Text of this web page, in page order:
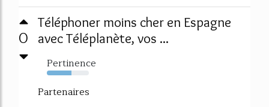
0
Téléphoner moins cher en Espagne
avec Téléplanète, vos ...
Pertinence
59%
Partenaires